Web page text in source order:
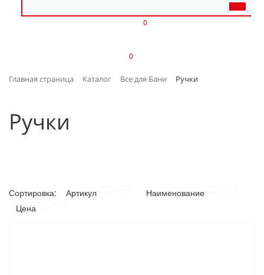
ИНТЕРЬЕР
КАНЦТОВАРЫ
0
0
Главная страница Каталог Все для Бани Ручки
Ручки
Сортировка: Артикул
Наименование
Цена